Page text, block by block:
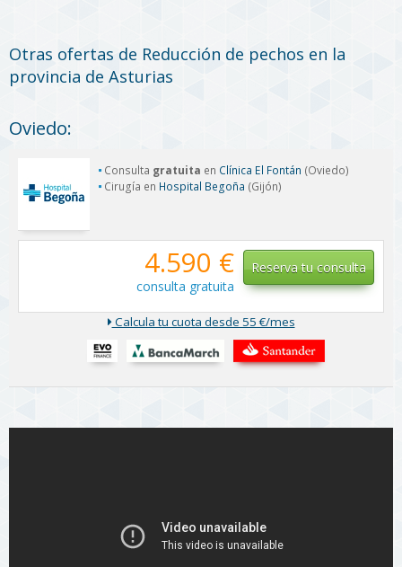
Otras ofertas de Reducción de pechos en la
provincia de Asturias
Oviedo:
Consulta gratuita en Clínica El Fontán (Oviedo)
Cirugía en Hospital Begoña (Gijón)
4.590 €
consulta gratuita
Reserva tu consulta
Calcula tu cuota desde 55 €/mes